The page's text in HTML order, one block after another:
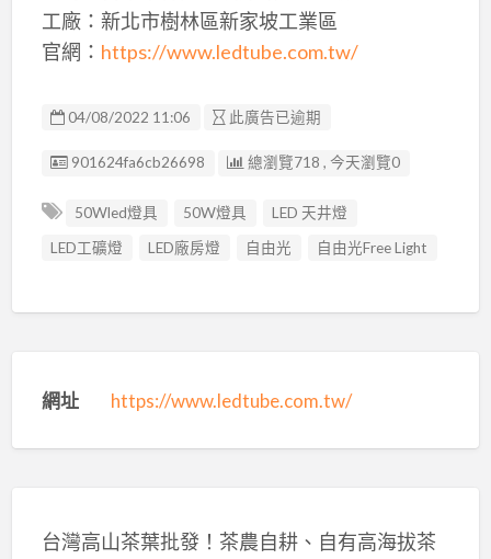
工廠：新北市樹林區新家坡工業區
官網： https://www.ledtube.com.tw/
04/08/2022 11:06 此廣告已逾期
廣告编號
901624fa6cb26698 總瀏覽718 , 今天瀏覽0
50Wled燈具 50W燈具
LED 天井燈
LED工礦燈
LED廠房燈 自由光 自由光Free Light
網址 https://www.ledtube.com.tw/
台灣高山茶葉批發！茶農自耕、自有高海拔茶